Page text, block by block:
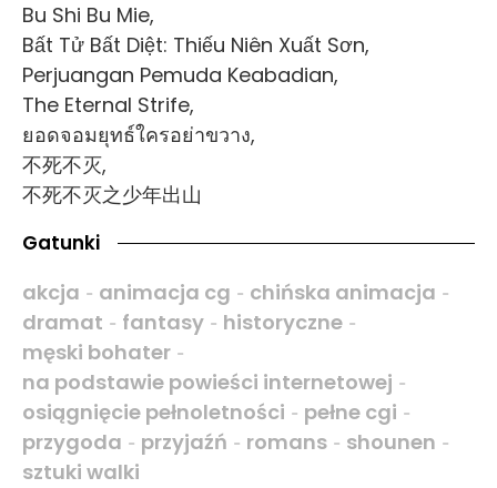
Bu Shi Bu Mie,
Bất Tử Bất Diệt: Thiếu Niên Xuất Sơn,
Perjuangan Pemuda Keabadian,
The Eternal Strife,
ยอดจอมยุทธ์ใครอย่าขวาง,
不死不灭,
不死不灭之少年出山
Gatunki
akcja - animacja cg - chińska animacja -
dramat - fantasy - historyczne -
męski bohater -
na podstawie powieści internetowej -
osiągnięcie pełnoletności - pełne cgi -
przygoda - przyjaźń - romans - shounen -
sztuki walki